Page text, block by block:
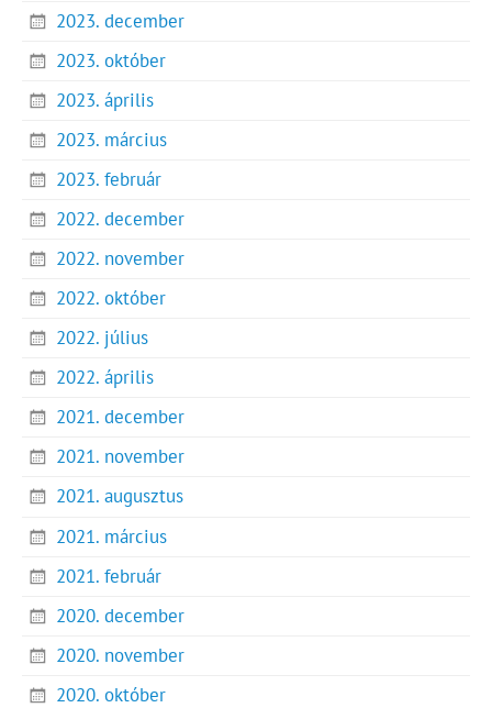
2023. december
2023. október
2023. április
2023. március
2023. február
2022. december
2022. november
2022. október
2022. július
2022. április
2021. december
2021. november
2021. augusztus
2021. március
2021. február
2020. december
2020. november
2020. október